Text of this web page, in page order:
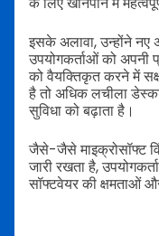
इसके अलावा, उन्होंने
उपयोगकर्ताओं को
को वैयक्तिकृत करने में
है तो अधिक लचीला
सुविधा को बढ़ाता है।
जैसे-जैसे माइक्रोसॉफ्ट
जारी रखता है,
सॉफ्टवेयर की क्षमताओं